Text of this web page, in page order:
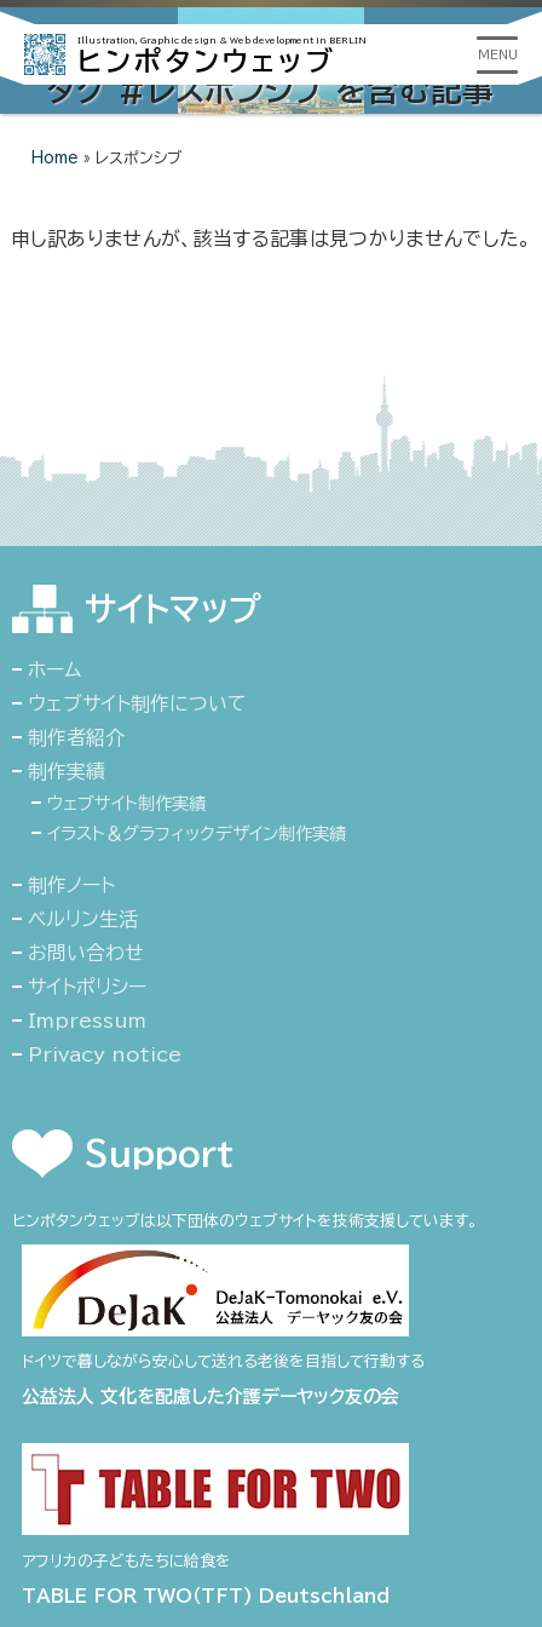
Illustration, Graphic design & Web development in BERLIN
ヒンポタンウェッブ MENU
タグ #レスポンシブ を含む記事
Home » レスポンシブ
申し訳ありませんが、該当する記事は見つかりませんでした。
サイトマップ
ホーム
ウェブサイト制作について
制作者紹介
制作実績
ウェブサイト制作実績
イラスト＆グラフィックデザイン制作実績
制作ノート
ベルリン生活
お問い合わせ
サイトポリシー
Impressum
Privacy notice
Support
ヒンポタンウェッブは以下団体のウェブサイトを技術支援しています。
ドイツで暮しながら安心して送れる老後を目指して行動する
公益法人 文化を配慮した介護デーヤック友の会
アフリカの子どもたちに給食を
TABLE FOR TWO（TFT) Deutschland